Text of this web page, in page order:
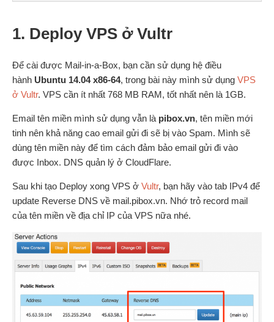
1. Deploy VPS ở Vultr
Để cài được Mail-in-a-Box, bạn cần sử dụng hệ điều
hành Ubuntu 14.04 x86-64, trong bài này mình sử dụng VPS
ở Vultr. VPS cần ít nhất 768 MB RAM, tốt nhất nên là 1GB.
Email tên miền mình sử dụng vẫn là pibox.vn, tên miền mới
tinh nên khả năng cao email gửi đi sẽ bị vào Spam. Mình sẽ
dùng tên miền này để tìm cách đảm bảo email gửi đi vào
được Inbox. DNS quản lý ở CloudFlare.
Sau khi tạo Deploy xong VPS ở Vultr, bạn hãy vào tab IPv4 để
update Reverse DNS về mail.pibox.vn. Nhớ trỏ record mail
của tên miền về địa chỉ IP của VPS nữa nhé.